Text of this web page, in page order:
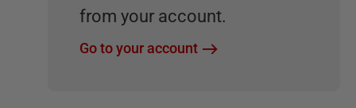
from your account.
Go to your account